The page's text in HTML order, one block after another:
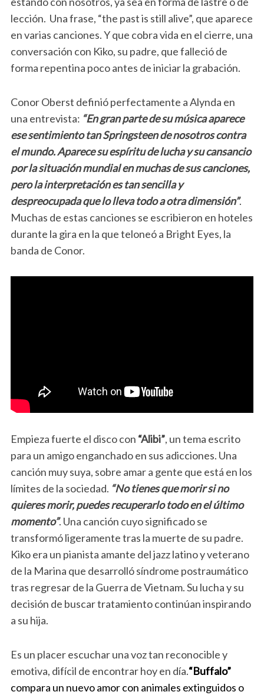
lección. Una frase, “the past is still alive”, que aparece
en varias canciones. Y que cobra vida en el cierre, una
conversación con Kiko, su padre, que falleció de
forma repentina poco antes de iniciar la grabación.
Conor Oberst definió perfectamente a Alynda en
una entrevista: “En gran parte de su música aparece
ese sentimiento tan Springsteen de nosotros contra
el mundo. Aparece su espíritu de lucha y su cansancio
por la situación mundial en muchas de sus canciones,
pero la interpretación es tan sencilla y
despreocupada que lo lleva todo a otra dimensión”.
Muchas de estas canciones se escribieron en hoteles
durante la gira en la que teloneó a Bright Eyes, la
banda de Conor.
Empieza fuerte el disco con “Alibi”, un tema escrito
para un amigo enganchado en sus adicciones. Una
canción muy suya, sobre amar a gente que está en los
límites de la sociedad. “No tienes que morir si no
quieres morir, puedes recuperarlo todo en el último
momento”. Una canción cuyo significado se
transformó ligeramente tras la muerte de su padre.
Kiko era un pianista amante del jazz latino y veterano
de la Marina que desarrolló síndrome postraumático
tras regresar de la Guerra de Vietnam. Su lucha y su
decisión de buscar tratamiento continúan inspirando
a su hija.
Es un placer escuchar una voz tan reconocible y
emotiva, difícil de encontrar hoy en día.“Buffalo”
compara un nuevo amor con animales extinguidos o